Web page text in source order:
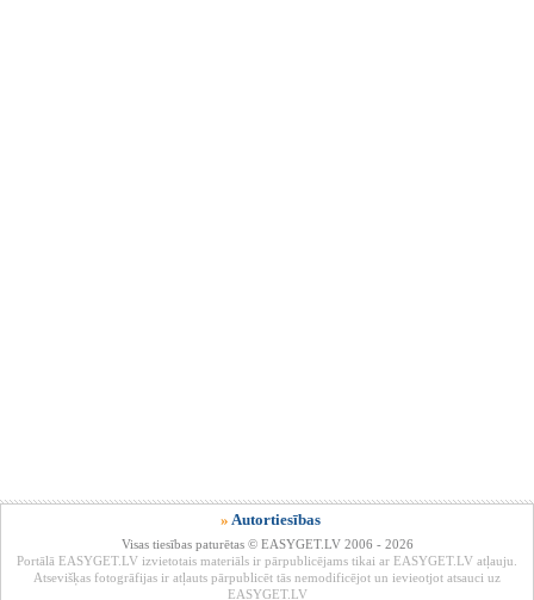
» Autortiesības
Visas tiesības paturētas © EASYGET.LV 2006 - 2026
Portālā EASYGET.LV izvietotais materiāls ir pārpublicējams tikai ar EASYGET.LV atļauju.
Atsevišķas fotogrāfijas ir atļauts pārpublicēt tās nemodificējot un ievieotjot atsauci uz
EASYGET.LV